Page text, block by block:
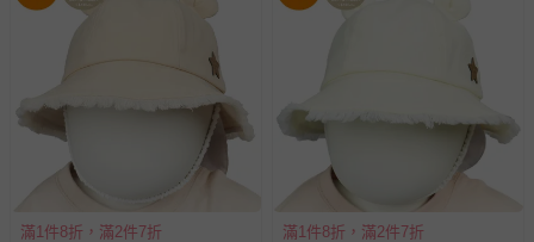
滿1件8折，滿2件7折 滿1件8折，滿2件7折